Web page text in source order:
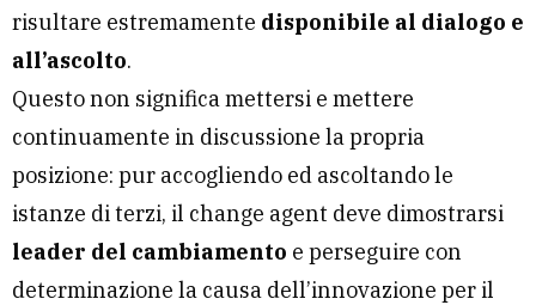
risultare estremamente disponibile al dialogo e
all’ascolto.
Questo non significa mettersi e mettere
continuamente in discussione la propria
posizione: pur accogliendo ed ascoltando le
istanze di terzi, il change agent deve dimostrarsi
leader del cambiamento e perseguire con
determinazione la causa dell’innovazione per il